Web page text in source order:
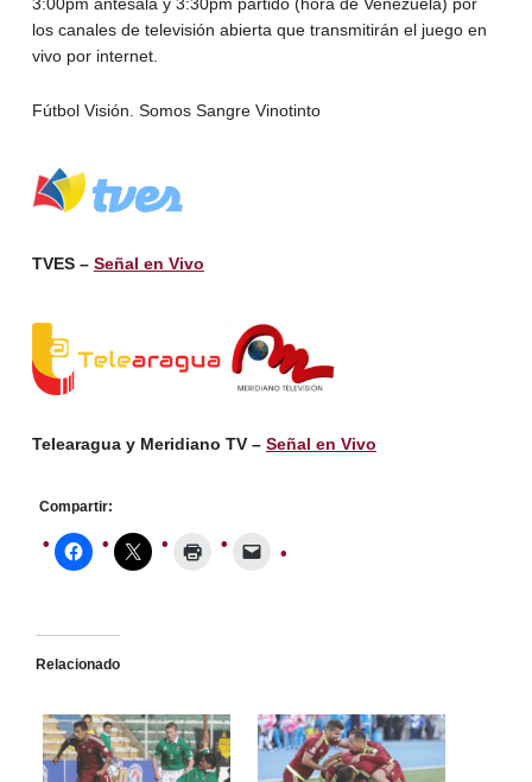
los canales de televisión abierta que transmitirán el juego en
vivo por internet.
Fútbol Visión. Somos Sangre Vinotinto
TVES – Señal en Vivo
Telearagua y Meridiano TV – Señal en Vivo
Compartir:
Relacionado